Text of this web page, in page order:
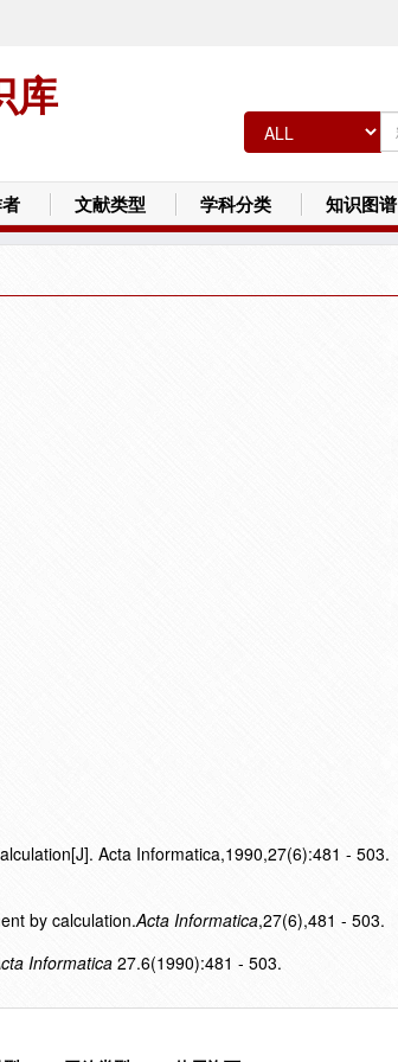
库
文献类型 学科分类 知识图谱
Acta Informatica,1990,27(6):481 - 503.
by calculation.Acta Informatica,27(6),481 - 503.
Informatica 27.6(1990):481 - 503.